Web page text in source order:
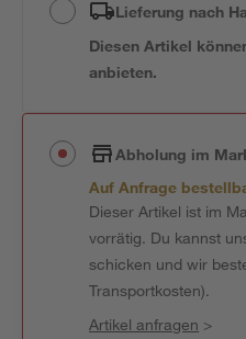
Lieferung nach
Diesen Artikel
anbieten.
Abholung im
Auf Anfrage
Dieser Artikel ist im
vorrätig. Du kannst
schicken und wir
Transportkosten).
Artikel anfragen >